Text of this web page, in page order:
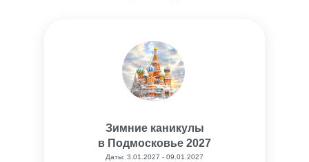
Зимние каникулы
в Подмосковье 2027
Даты: 3.01.2027 - 09.01.2027